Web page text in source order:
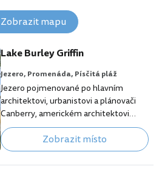
Zobrazit mapu
Lake Burley Griffin
Jezero, Promenáda, Písčitá pláž
Jezero pojmenované po hlavním
architektovi, urbanistovi a plánovači
Canberry, americkém architektovi
Walteru Burley Griffinovi, je jeden z
hlavních městotvorných prvků. Umělé
jezero bylo vybudované na řece
Molonglo a odděluje centrum s
Zobrazit místo